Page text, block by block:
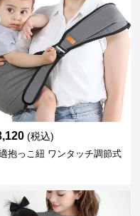
(税込)
抱っこ紐 ワンタッチ調節式